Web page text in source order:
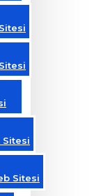
Sitesi
Sitesi